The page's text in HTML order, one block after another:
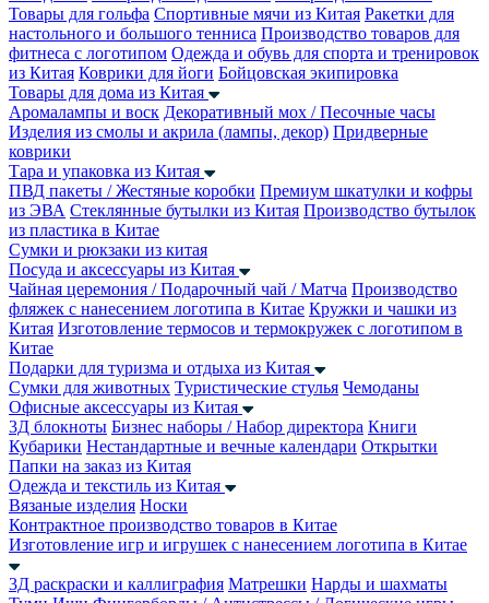
Товары для гольфа Спортивные мячи из Китая Ракетки для
настольного и большого тенниса Производство товаров для
фитнеса с логотипом Одежда и обувь для спорта и тренировок
из Китая Коврики для йоги Бойцовская экипировка
Товары для дома из Китая
Аромалампы и воск Декоративный мох / Песочные часы
Изделия из смолы и акрила (лампы, декор) Придверные
коврики
Тара и упаковка из Китая
ПВД пакеты / Жестяные коробки Премиум шкатулки и кофры
из ЭВА Стеклянные бутылки из Китая Производство бутылок
из пластика в Китае
Сумки и рюкзаки из китая
Посуда и аксессуары из Китая
Чайная церемония / Подарочный чай / Матча Производство
фляжек с нанесением логотипа в Китае Кружки и чашки из
Китая Изготовление термосов и термокружек с логотипом в
Китае
Подарки для туризма и отдыха из Китая
Сумки для животных Туристические стулья Чемоданы
Офисные аксессуары из Китая
3Д блокноты Бизнес наборы / Набор директора Книги
Кубарики Нестандартные и вечные календари Открытки
Папки на заказ из Китая
Одежда и текстиль из Китая
Вязаные изделия Носки
Контрактное производство товаров в Китае
Изготовление игр и игрушек с нанесением логотипа в Китае
3Д раскраски и каллиграфия Матрешки Нарды и шахматы